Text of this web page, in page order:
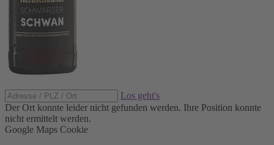
Los geht's
Der Ort konnte leider nicht gefunden werden. Ihre Position konnte
nicht ermittelt werden.
Google Maps Cookie